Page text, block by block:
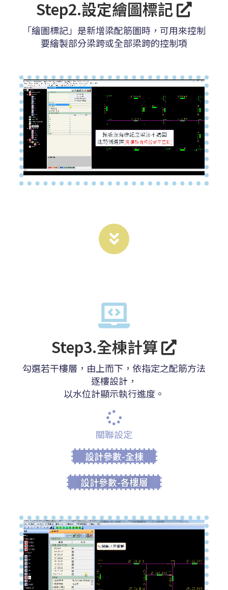
Step2.設定繪圖標記
「繪圖標記」是新增梁配筋圖時，可用來控制
要繪製部分梁跨或全部梁跨的控制項
Step3.全棟計算
勾選若干樓層，由上而下，依指定之配筋方法
逐樓設計，
以水位計顯示執行進度。
關聯設定
設計參數-全棟
設計參數-各樓層